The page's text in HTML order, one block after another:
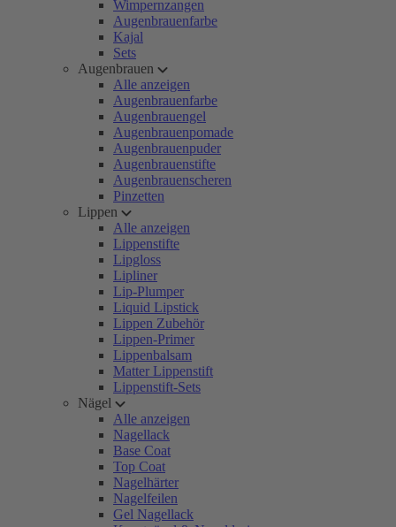
Wimpernzangen
Augenbrauenfarbe
Kajal
Sets
Augenbrauen
Alle anzeigen
Augenbrauenfarbe
Augenbrauengel
Augenbrauenpomade
Augenbrauenpuder
Augenbrauenstifte
Augenbrauenscheren
Pinzetten
Lippen
Alle anzeigen
Lippenstifte
Lipgloss
Lipliner
Lip-Plumper
Liquid Lipstick
Lippen Zubehör
Lippen-Primer
Lippenbalsam
Matter Lippenstift
Lippenstift-Sets
Nägel
Alle anzeigen
Nagellack
Base Coat
Top Coat
Nagelhärter
Nagelfeilen
Gel Nagellack